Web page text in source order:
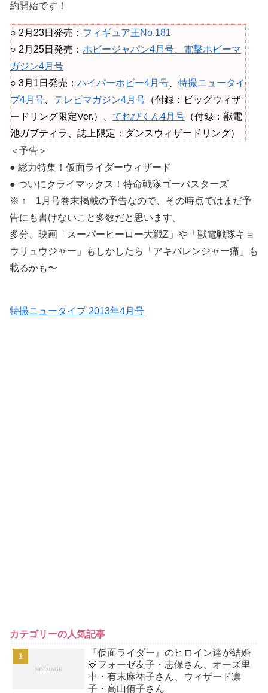
約開始です！
○ 2月23日発売： フィギュア王No.181
○ 2月25日発売： ホビージャパン4月号、電撃ホビーマ
ガジン4月号
○ 3月1日発売： ハイパーホビー4月号、 特撮ニュータイ
プ4月号、 テレビマガジン4月号 （付録：ビッグウィザ
ードリング限定Ver.）、 てれびくん4月号 （付録：獣電
池ガブティラ、誌上限定：ダンスウィザードリング）
＜予告＞
● 総力特集！仮面ライダーウィザード
● ついにクライマックス！特命戦隊ゴーバスターズ
※ ↑ 1月号巻末掲載の予告なので、その時点ではまだ予
告にも書けないこと多数だと思います。
多分、映画「スーパーヒーロー大戦Z」や「獣電戦隊キョ
ウリュウジャー」もしかしたら「アキバレンジャー痛」も
載るかも〜
特撮ニュータイプ 2013年4月号
カテゴリーの人気記事
『仮面ライダー』のヒロイン達が結婚
💛フォーゼ友子・志保さん、オーズ里
中・有末麻祐子さん、ウィザード凛
子・高山侑子さん